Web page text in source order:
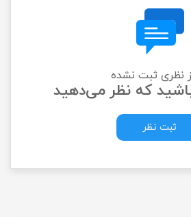
نظری ثبت نشده
که نظر می‌دهید
ثبت نظر